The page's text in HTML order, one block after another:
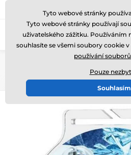
Zavolejte nám (Po-Pá 8-17)
Tyto webové stránky
Tyto webové stránky používají
uživatelského zážitku. Používáním
souhlasíte se všemi soubory cookie
používání
Pouze
Souhlasím